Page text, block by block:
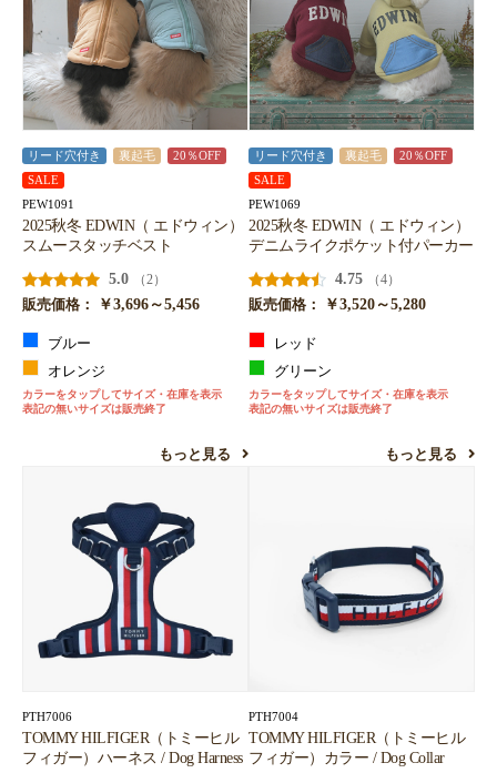
リード穴付き 裏起毛
20％OFF
SALE
PEW1091
2025秋冬 EDWIN（ エドウィン）
スムースタッチベスト
5.0
（2）
販売価格：
￥3,696～5,456
ブルー
オレンジ
カラーをタップしてサイズ・在庫を表示
表記の無いサイズは販売終了
もっと見る
リード穴付き 裏起毛
20％OFF
SALE
PEW1069
2025秋冬 EDWIN（ エドウィン）
デニムライクポケット付パーカー
4.75
（4）
販売価格：
￥3,520～5,280
レッド
グリーン
カラーをタップしてサイズ・在庫を表示
表記の無いサイズは販売終了
もっと見る
PTH7006
TOMMY HILFIGER（トミーヒル
フィガー）ハーネス / Dog Harness
PTH7004
TOMMY HILFIGER（トミーヒル
フィガー）カラー / Dog Collar